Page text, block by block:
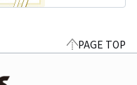
PAGE TOP